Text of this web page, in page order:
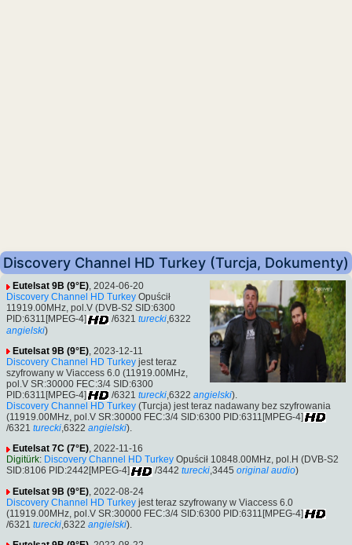
Discovery Channel HD Turkey (Turcja, Dokumenty)
Eutelsat 9B (9°E), 2024-06-20
Discovery Channel HD Turkey Opuścił
11919.00MHz, pol.V (DVB-S2 SID:6300
PID:6311[MPEG-4]
/6321 turecki,6322
angielski)
Eutelsat 9B (9°E) , 2023-12-11
Discovery Channel HD Turkey jest teraz
szyfrowany w Viaccess 6.0 (11919.00MHz,
pol.V SR:30000 FEC:3/4 SID:6300
PID:6311[MPEG-4]
/6321 turecki ,6322 angielski).
Discovery Channel HD Turkey (Turcja) jest teraz nadawany bez szyfrowania
(11919.00MHz, pol.V SR:30000 FEC:3/4 SID:6300 PID:6311[MPEG-4]
/6321 turecki,6322 angielski).
Eutelsat 7C (7°E), 2022-11-16
Digitürk: Discovery Channel HD Turkey Opuścił 10848.00MHz, pol.H (DVB-S2
SID:8106 PID:2442[MPEG-4]
/3442 turecki,3445 original audio)
Eutelsat 9B (9°E) , 2022-08-24
Discovery Channel HD Turkey jest teraz szyfrowany w Viaccess 6.0
(11919.00MHz, pol.V SR:30000 FEC:3/4 SID:6300 PID:6311[MPEG-4]
/6321 turecki,6322 angielski).